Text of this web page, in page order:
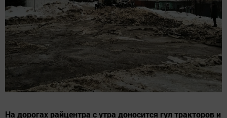
На дорогах райцентра с утра доносится гул тракторов и